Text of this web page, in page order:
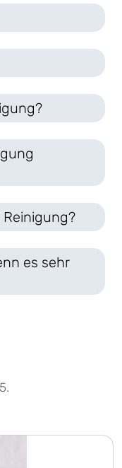
Reinigung?
es sehr